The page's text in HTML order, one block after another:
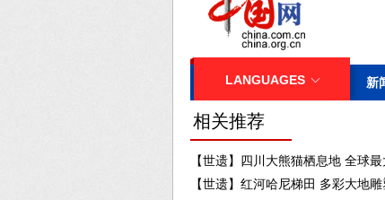
相关推荐
【世遗】四川大熊猫栖息地 全球
【世遗】红河哈尼梯田 多彩大地雕